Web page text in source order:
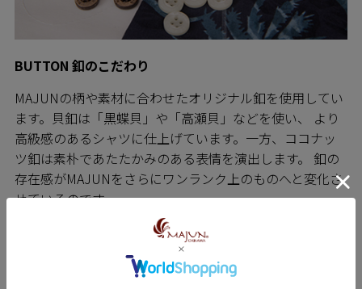
BUTTON 釦のこだわり
MAJUNの柄や素材に合わせたオリジナル釦を使用してい
ます。貝釦は「黒蝶貝」や「高瀬貝」などを使い、 より
高級感のあるシャツに仕上げています。一方、ココナッ
ツ釦は素朴であたたかみのある表情を演出します。 釦の
存在感がMAJUNをさらにワンランク上のものへと変化さ
せているのです。